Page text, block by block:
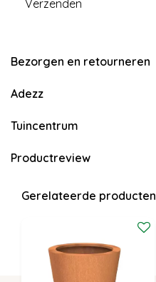
Verzenden
Bezorgen en retourneren
Adezz
Tuincentrum
Productreview
Gerelateerde producten